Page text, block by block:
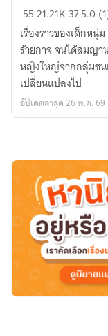
เซียน
ยุทธ์
พิชิต
ฟ้า
ใต้
หล้า
ไร้
5521.21K 375.0
เรื่องราวของเด็กหนุ่
ร้ายกาจ จนได้สมญา
หญิงใหญ่จากกลุ่มชน
เปลี่ยนแปลงไป
อัปเดตล่าสุด 26 พ.ค. 69